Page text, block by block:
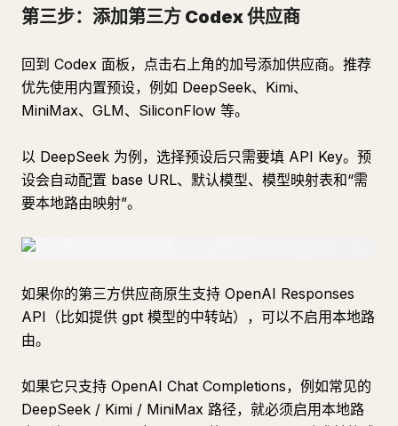
第三步：添加第三方 Codex 供应商
回到 Codex 面板，点击右上角的加号添加供应商。推荐
优先使用内置预设，例如 DeepSeek、Kimi、
MiniMax、GLM、SiliconFlow 等。
以 DeepSeek 为例，选择预设后只需要填 API Key。预
设会自动配置 base URL、默认模型、模型映射表和“需
要本地路由映射”。
如果你的第三方供应商原生支持 OpenAI Responses
API（比如提供 gpt 模型的中转站），可以不启用本地路
由。
如果它只支持 OpenAI Chat Completions，例如常见的
DeepSeek / Kimi / MiniMax 路径，就必须启用本地路